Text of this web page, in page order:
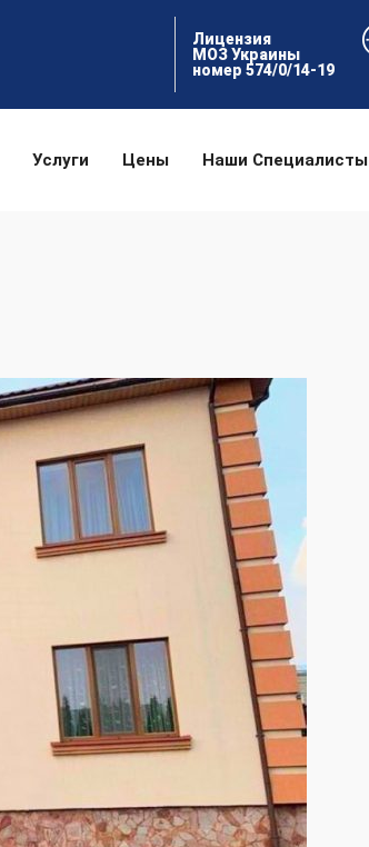
Лицензия
МОЗ Украины
номер 574/0/14-19
Услуги Цены Наши Специалисты